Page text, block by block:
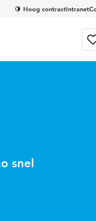
Hoog contrastIntranet
snel